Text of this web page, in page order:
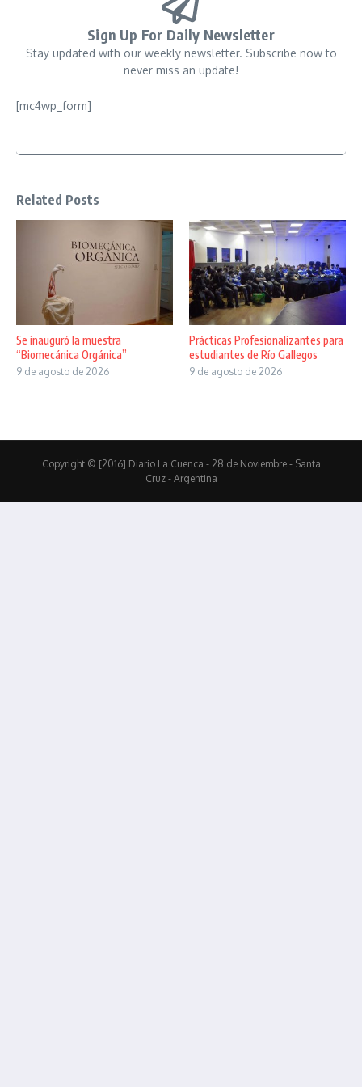
Sign Up For Daily Newsletter
Stay updated with our weekly newsletter. Subscribe now to
never miss an update!
[mc4wp_form]
Related Posts
Se inauguró la muestra
“Biomecánica Orgánica”
9 de agosto de 2026
Prácticas Profesionalizantes para
estudiantes de Río Gallegos
9 de agosto de 2026
Copyright © [2016] Diario La Cuenca - 28 de Noviembre - Santa
Cruz - Argentina